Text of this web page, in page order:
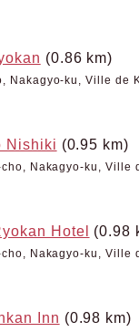
(0.86 km)
Nakagyo-ku, Ville de
Nishiki (0.95 km)
Nakagyo-ku, Ville
Hotel (0.98
Nakagyo-ku, Ville
Inn (0.98 km)